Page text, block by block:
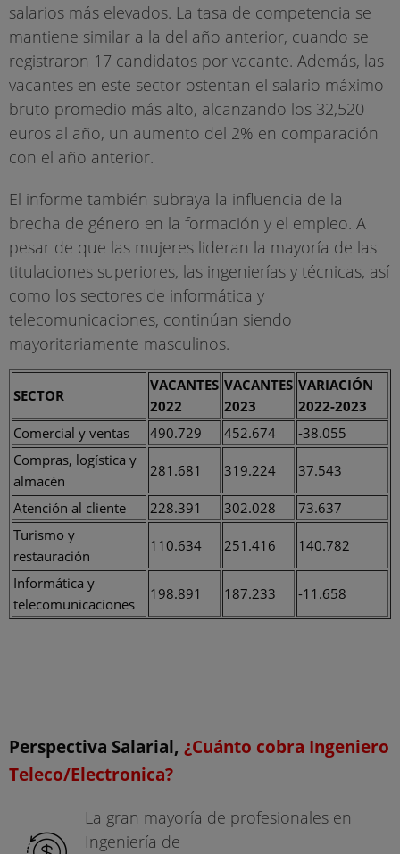
salarios más elevados. La tasa de competencia se
mantiene similar a la del año anterior, cuando se
registraron 17 candidatos por vacante. Además, las
vacantes en este sector ostentan el salario máximo
bruto promedio más alto, alcanzando los 32,520
euros al año, un aumento del 2% en comparación
con el año anterior.
El informe también subraya la influencia de la
brecha de género en la formación y el empleo. A
pesar de que las mujeres lideran la mayoría de las
titulaciones superiores, las ingenierías y técnicas, así
como los sectores de informática y
telecomunicaciones, continúan siendo
mayoritariamente masculinos.
SECTOR
VACANTES
2022
VACANTES
2023
VARIACIÓN
2022-2023
Comercial y ventas
490.729 452.674
-38.055
Compras, logística y
almacén
281.681 319.224 37.543
Atención al cliente 228.391 302.028
73.637
Turismo y
restauración
110.634 251.416 140.782
Informática y
telecomunicaciones
198.891 187.233 -11.658
Perspectiva Salarial, ¿Cuánto cobra Ingeniero
Teleco/Electronica?
La gran mayoría de profesionales en
Ingeniería de